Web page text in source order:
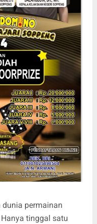
permainan
tinggal satu